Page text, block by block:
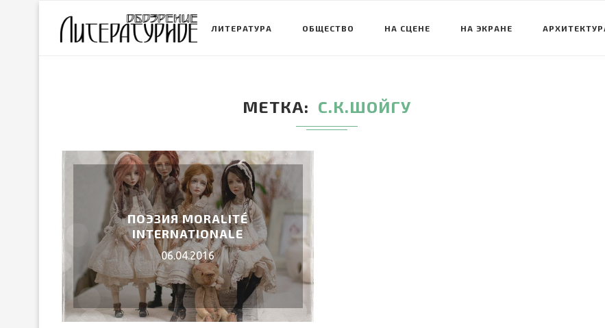
ЛИТЕРАТУРА ОБЩЕСТВО НА СЦЕНЕ НА ЭКРАНЕ
МЕТКА С.К.ШОЙГУ
ПОЭЗИЯ MORALITÉ
INTERNATIONALE
06.04.2016